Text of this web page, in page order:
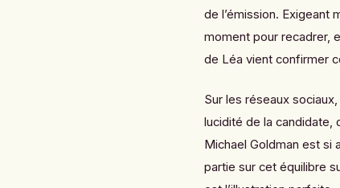
de l’émission. Exigeant
moment pour recadrer,
de Léa vient confirmer
Sur les réseaux
lucidité de la candidate,
Michael Goldman est si
partie sur cet équilibre